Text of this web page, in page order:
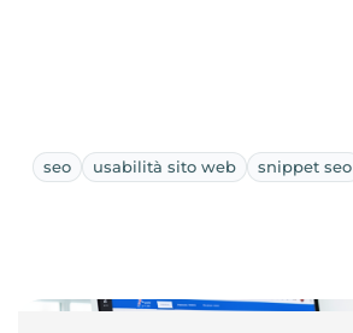
seo usabilità sito web snippet seo